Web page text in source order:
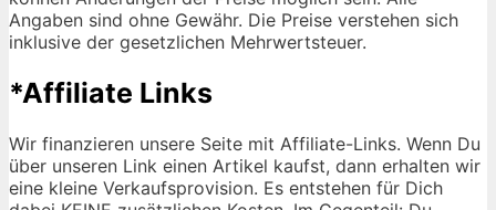
Angaben sind ohne Gewähr. Die Preise verstehen sich
inklusive der gesetzlichen Mehrwertsteuer.
*Affiliate Links
Wir finanzieren unsere Seite mit Affiliate-Links. Wenn Du
über unseren Link einen Artikel kaufst, dann erhalten wir
eine kleine Verkaufsprovision. Es entstehen für Dich